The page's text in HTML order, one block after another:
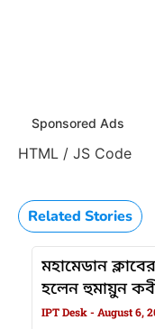
Sponsored Ads
HTML / JS Code
Related Stories
মহামেডান
হলেন হুমায়ুন
IPT Desk August 6,